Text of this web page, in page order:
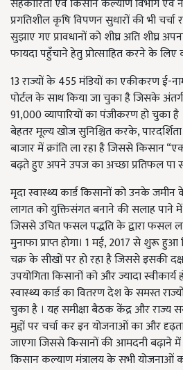
सहकारिता एवं किसान कल्याण विभाग एवं
प्रगतिशील कृषि विपणन सुधारों की भी
सुझाए गए प्रावधानों को शीघ्र अति शीघ्र
फायदा पहुँचाने हेतु प्रोत्साहित करने के लिए
13 राज्यों के 455 मंडियों का एकीकरण ई-
पोर्टल के साथ किया जा चुका है जिसके
91,000 व्यापारियों का पंजीकरण हो चुका है
बेहतर मूल्य खोज सुनिश्चित करके,
बाजार में क्रांति ला रहा है जिससे किसान
बढ़ते हुए अपने उपज का अच्छा प्रतिफल पा
मृदा स्वास्थ्य कार्ड किसानों को उनके
लागत को युक्तिसंगत बनाने की सलाह पाने
जिससे उचित फसल पद्धति के द्वारा फसल
मुनाफा प्राप्त होगा। 1 मई, 2017 से शुरू हुआ
चक्र के सीखों पर हो रहा है जिससे इसकी
उपयोगिता किसानों को और ज्यादा
स्वास्थ्य कार्ड का वितरण देश के समस्त
चुका है । यह समीक्षा बैठक केंद्र और राज्य
मुद्दों पर चर्चा कर इन योजनाओं का और
जाएगा जिससे किसानों की आमदनी बढ़ाने
किसान कल्याण मंत्रालय के सभी योजनाओं